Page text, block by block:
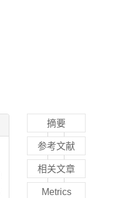
摘要
参考文献
相关文章
Metrics